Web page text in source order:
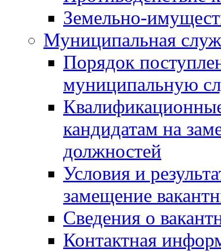
Земельно-
Муниципальная
Порядок
муниципальную
кандидатам на
должностей
Условия и
замещение
Сведения о
Контактная